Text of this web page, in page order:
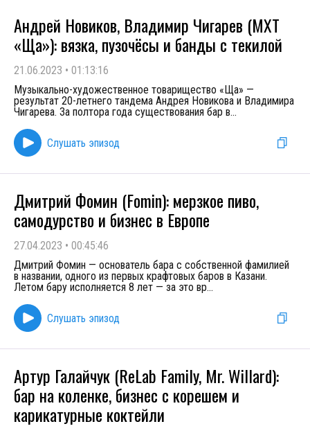
Андрей Новиков, Владимир Чигарев (МХТ
«‎Ща»‎): вязка, пузочёсы и банды с текилой
21.06.2023 • 01:13:16
Музыкально-художественное товарищество «‎Ща»‎ —
результат 20-летнего тандема Андрея Новикова и Владимира
Чигарева. За полтора года существования бар в...
Слушать эпизод
Дмитрий Фомин (Fomin): мерзкое пиво,
самодурство и бизнес в Европе
27.04.2023 • 00:45:46
Дмитрий Фомин — основатель бара с собственной фамилией
в названии, одного из первых крафтовых баров в Казани.
Летом бару исполняется 8 лет — за это вр...
Слушать эпизод
Артур Галайчук (ReLab Family, Mr. Willard):
бар на коленке, бизнес с корешем и
карикатурные коктейли